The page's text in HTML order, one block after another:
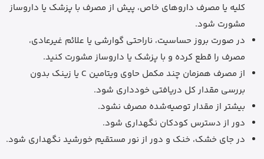
کلیه یا مصرف داروهای خاص، پیش از مصرف با پزشک یا داروساز
مشورت شود.
در صورت بروز حساسیت، ناراحتی گوارشی یا علائم غیرعادی،
مصرف را قطع کرده و با پزشک یا داروساز مشورت کنید.
از مصرف همزمان چند مکمل حاوی ویتامین C یا زینک بدون
بررسی مقدار کل دریافتی خودداری شود.
بیشتر از مقدار توصیه‌شده مصرف نشود.
دور از دسترس کودکان نگهداری شود.
در جای خشک، خنک و دور از نور مستقیم خورشید نگهداری شود.